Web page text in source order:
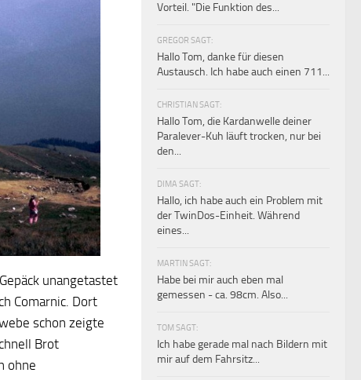
unangetastet
Comarnic. Dort
schon zeigte
Brot
ohne
Vorteil. "Die Funktion des...
GREGOR SAGT:
Hallo Tom, danke für diesen
Austausch. Ich habe auch einen 711...
CHRISTIAN SAGT:
Hallo Tom, die Kardanwelle deiner
Paralever-Kuh läuft trocken, nur bei
den...
DIMA SAGT:
Hallo, ich habe auch ein Problem mit
der TwinDos-Einheit. Während
eines...
MARTIN SAGT:
Habe bei mir auch eben mal
gemessen - ca. 98cm. Also...
TOM SAGT:
Ich habe gerade mal nach Bildern mit
mir auf dem Fahrsitz...